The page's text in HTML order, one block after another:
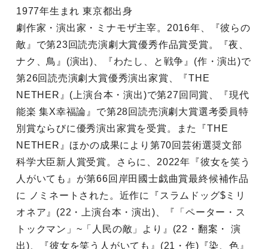
1977年生まれ 東京都出身
劇作家・演出家・ミナモザ主宰。2016年、『彼らの
敵』で第23回読売演劇大賞優秀作品賞受賞。『夜、
ナク、鳥』(演出)、『わたし、と戦争』(作・演出)で
第26回読売演劇大賞優秀演出家賞、『THE
NETHER』(上演台本・演出)で第27回同賞、『現代
能楽 集X幸福論』で第28回読売演劇大賞選考委員特
別賞ならびに優秀演出家賞を受賞。また『THE
NETHER』ほかの成果により第70回芸術選奨文部
科学大臣新人賞受賞。さらに、2022年『彼女を笑う
人がいても』が第66回岸田國士戯曲賞最終候補作品
に ノミネートされた。近作に『スラムドッグ$ミリ
オネア』(22・上演台本・演出)、『「ペーター・ス
トックマン」~「人民の敵」より』(22・翻案・ 演
出)、『彼女を笑う人がいても』(21・作)『染、色』